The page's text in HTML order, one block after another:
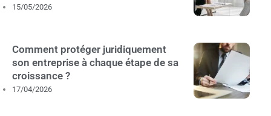
15/05/2026
Comment protéger juridiquement
son entreprise à chaque étape de sa
croissance ?
17/04/2026